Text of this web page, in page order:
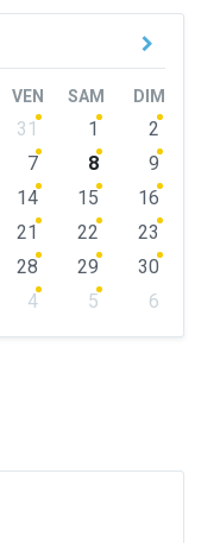
VEN SAM DIM
31 1
2
7 8
9
14 15
16
21 22
23
28 29
30
4 5
6